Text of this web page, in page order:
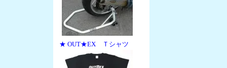
★ OUT★EX Ｔシャツ